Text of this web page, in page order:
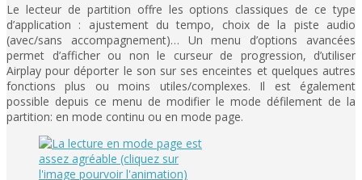
Le lecteur de partition offre les options classiques de ce type
d’application : ajustement du tempo, choix de la piste audio
(avec/sans accompagnement)… Un menu d’options avancées
permet d’afficher ou non le curseur de progression, d’utiliser
Airplay pour déporter le son sur ses enceintes et quelques autres
fonctions plus ou moins utiles/complexes. Il est également
possible depuis ce menu de modifier le mode défilement de la
partition: en mode continu ou en mode page.